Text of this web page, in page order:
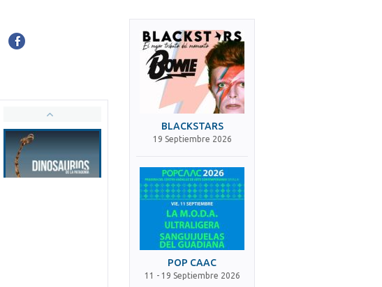
BLACKSTARS
19 Septiembre 2026
POP CAAC
11 - 19 Septiembre 2026